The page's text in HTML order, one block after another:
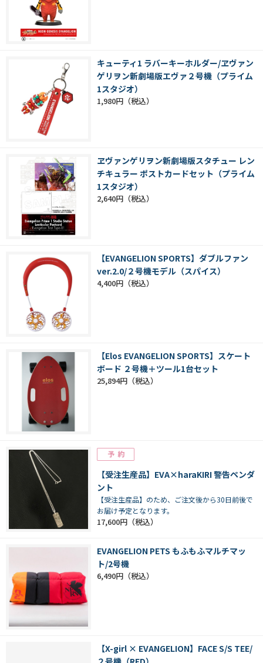
キューティ1 ラバーキーホルダー/ヱヴァン
ゲリヲン新劇場版エヴァ２号機（プライム
1スタジオ）
1,980円
ヱヴァンゲリヲン新劇場版スタチュー レン
チキュラー ポストカードセット（プライム
1スタジオ）
2,640円
【EVANGELION SPORTS】ダブルファン
ver.2.0/２号機モデル（スパイス）
4,400円
【Elos EVANGELION SPORTS】スケート
ボード ２号機＋ツール1台セット
25,894円
【受注生産品】EVA×haraKIRI 警告ペンダ
ント
【受注生産品】のため、ご注文後から30日前後で
お届け予定となります。
17,600円
EVANGELION PETS もふもふマルチマッ
ト/2号機
6,490円
【X-girl × EVANGELION】FACE S/S TEE/